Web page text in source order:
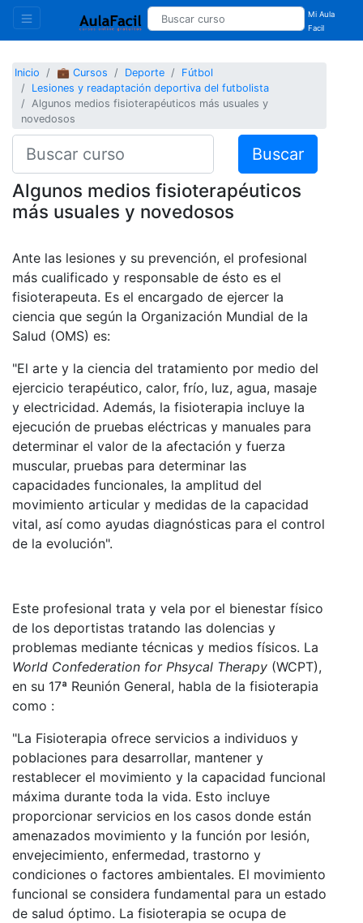
Mi Aula
Facil
Inicio 💼 Cursos Deporte
Fútbol
Lesiones y readaptación deportiva del futbolista
Algunos medios fisioterapéuticos más usuales y
novedosos
Buscar
Algunos medios fisioterapéuticos
más usuales y novedosos
Ante las lesiones y su prevención, el profesional
más cualificado y responsable de ésto es el
fisioterapeuta. Es el encargado de ejercer la
ciencia que según la Organización Mundial de la
Salud (OMS) es:
"El arte y la ciencia del tratamiento por medio del
ejercicio terapéutico, calor, frío, luz, agua, masaje
y electricidad. Además, la fisioterapia incluye la
ejecución de pruebas eléctricas y manuales para
determinar el valor de la afectación y fuerza
muscular, pruebas para determinar las
capacidades funcionales, la amplitud del
movimiento articular y medidas de la capacidad
vital, así como ayudas diagnósticas para el control
de la evolución".
Este profesional trata y vela por el bienestar físico
de los deportistas tratando las dolencias y
problemas mediante técnicas y medios físicos. La
World Confederation for Phsycal Therapy (WCPT),
en su 17ª Reunión General, habla de la fisioterapia
como :
"La Fisioterapia ofrece servicios a individuos y
poblaciones para desarrollar, mantener y
restablecer el movimiento y la capacidad funcional
máxima durante toda la vida. Esto incluye
proporcionar servicios en los casos donde están
amenazados movimiento y la función por lesión,
envejecimiento, enfermedad, trastorno y
condiciones o factores ambientales. El movimiento
funcional se considera fundamental para un estado
de salud óptimo. La fisioterapia se ocupa de